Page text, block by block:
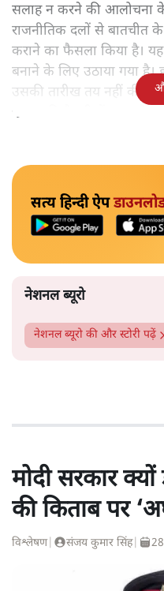
सलाह न करने की आलोचना के
राजनीतिक दलों से
कराने का फैसला किया है। यह
बनाने के लिए उठाया गया
उसकी तारीख तय नहीं की
चुनाव की तैयारी में व्यस्त है।
सत्य हिन्दी ऐप
नेशनल ब्यूरो
नेशनल ब्यूरो की और स्टोरी पढ़ें
मोदी सरकार
की किताब पर
विश्लेषण| संजय कुमार सिंह|